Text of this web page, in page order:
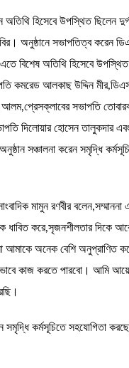
হিসেবে উপস্থিত ছিলেন
অনুষ্ঠানে সভাপতিত্ব করেন
বিশেষ অতিথি হিসেবে উপস্থিত
কমরেড আলকাছ উদ্দিন
সভাপতি
দিলোয়ার হোসেন তালুকদার
সঞ্চালনা করেন সমৃদ্ধি
মামুন রণবীর
ধাবিত করে,সৃজনশীলতার দিকে
আমাকে অনেক বেশি অনুপ্রাণিত
কাজ করতে পারবো। আমি
সমৃদ্ধি কর্মসূচিতে সহযোগিতা